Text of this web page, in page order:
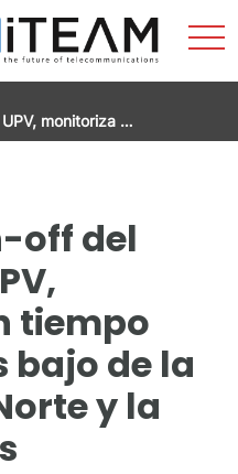
monitoriza …
off del
tiempo
bajo de la
y la